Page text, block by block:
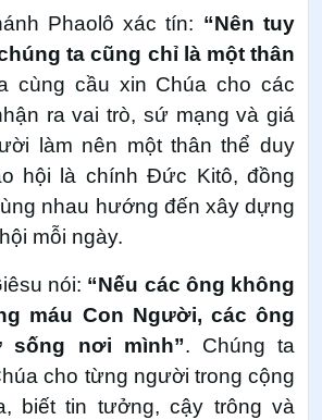
Phaolô xác tín: “Nên tuy
ta cũng chỉ là một thân
cùng cầu xin Chúa cho các
ra vai trò, sứ mạng và giá
làm nên một thân thể duy
hội là chính Đức Kitô, đồng
nhau hướng đến xây dựng
mỗi ngày.
nói: “Nếu các ông không
máu Con Người, các ông
sống nơi mình”. Chúng ta
cho từng người trong cộng
biết tin tưởng, cậy trông và